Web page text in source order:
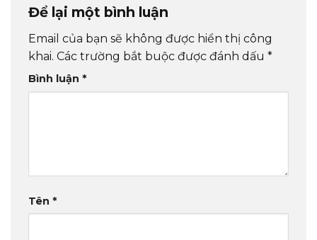
Để lại một bình luận
Email của bạn sẽ không được hiển thị công
khai. Các trường bắt buộc được đánh dấu *
Bình luận *
Tên *